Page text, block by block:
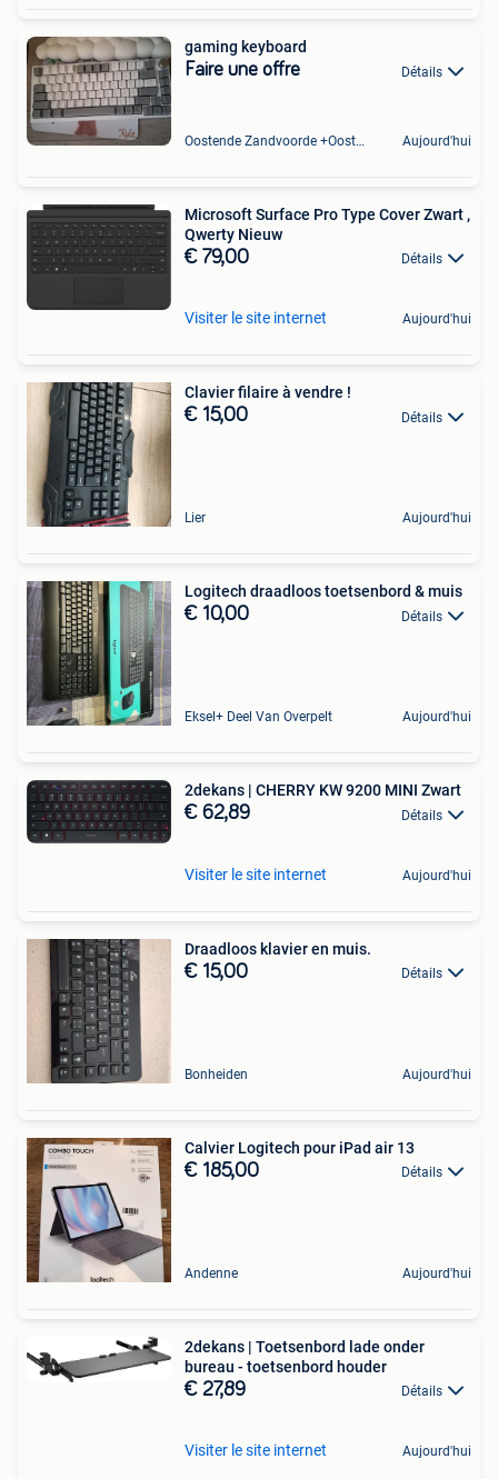
gaming keyboard
Faire une offre Détails
Oostende Zandvoorde +Oostende Aujourd'hui
Microsoft Surface Pro Type Cover Zwart ,
Qwerty Nieuw
€ 79,00 Détails
Visiter le site internet Aujourd'hui
Clavier filaire à vendre !
€ 15,00 Détails
Lier Aujourd'hui
Logitech draadloos toetsenbord & muis
€ 10,00 Détails
Eksel+ Deel Van Overpelt Aujourd'hui
2dekans | CHERRY KW 9200 MINI Zwart
€ 62,89 Détails
Visiter le site internet Aujourd'hui
Draadloos klavier en muis.
€ 15,00 Détails
Bonheiden Aujourd'hui
Calvier Logitech pour iPad air 13
€ 185,00 Détails
Andenne Aujourd'hui
2dekans | Toetsenbord lade onder
bureau - toetsenbord houder
€ 27,89 Détails
Visiter le site internet Aujourd'hui